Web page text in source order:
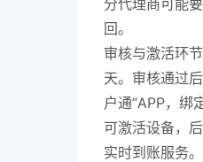
分代理商可能
回。
审核与激活环
天。审核通过
户通”APP，绑
可激活设备，
实时到账服务。